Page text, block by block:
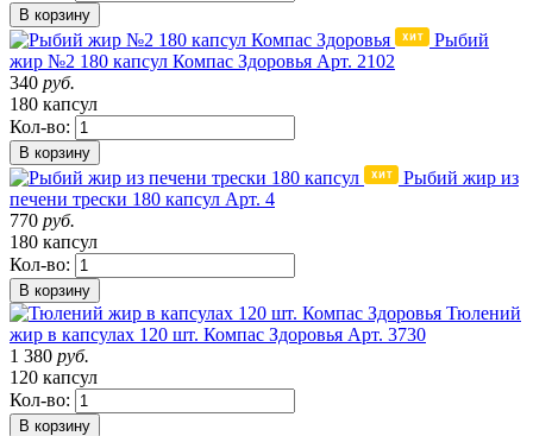
В корзину
Рыбий
жир №2 180 капсул Компас Здоровья Арт. 2102
340 руб.
180 капсул
Кол-во:
В корзину
Рыбий жир из
печени трески 180 капсул Арт. 4
770 руб.
180 капсул
Кол-во:
В корзину
Тюлений
жир в капсулах 120 шт. Компас Здоровья Арт. 3730
1 380 руб.
120 капсул
Кол-во:
В корзину